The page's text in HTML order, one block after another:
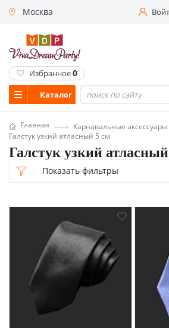
Москва
Каталог
Избранное0
Главная Карнавальные аксессуары
Галстук узкий атласный 5 см
Галстук узкий
Показать фильтры